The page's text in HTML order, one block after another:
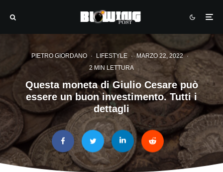
PIETRO GIORDANO · LIFESTYLE · MARZO 22, 2022 ·
2 MIN LETTURA
Questa moneta di Giulio Cesare può
essere un buon investimento. Tutti i
dettagli